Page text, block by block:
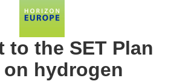
to the SET Plan
on hydrogen